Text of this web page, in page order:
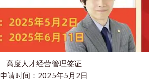
高度人才经营管理签证
申请时间：2025年5月2日